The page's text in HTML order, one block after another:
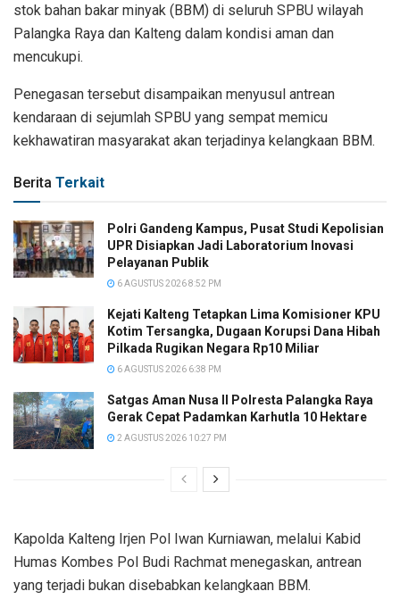
stok bahan bakar minyak (BBM) di seluruh SPBU wilayah
Palangka Raya dan Kalteng dalam kondisi aman dan
mencukupi.
Penegasan tersebut disampaikan menyusul antrean
kendaraan di sejumlah SPBU yang sempat memicu
kekhawatiran masyarakat akan terjadinya kelangkaan BBM.
Berita Terkait
Polri Gandeng Kampus, Pusat Studi Kepolisian
UPR Disiapkan Jadi Laboratorium Inovasi
Pelayanan Publik
6 AGUSTUS 2026 8:52 PM
Kejati Kalteng Tetapkan Lima Komisioner KPU
Kotim Tersangka, Dugaan Korupsi Dana Hibah
Pilkada Rugikan Negara Rp10 Miliar
6 AGUSTUS 2026 6:38 PM
Satgas Aman Nusa II Polresta Palangka Raya
Gerak Cepat Padamkan Karhutla 10 Hektare
2 AGUSTUS 2026 10:27 PM
Kapolda Kalteng Irjen Pol Iwan Kurniawan, melalui Kabid
Humas Kombes Pol Budi Rachmat menegaskan, antrean
yang terjadi bukan disebabkan kelangkaan BBM.